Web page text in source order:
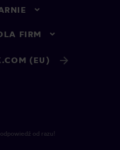
FIRM
(EU)
od razu!